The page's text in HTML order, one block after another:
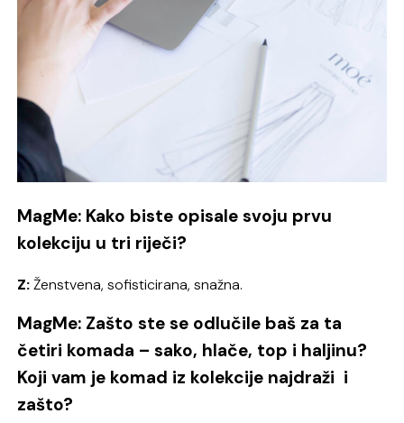
MagMe: Kako biste opisale svoju prvu
kolekciju u tri riječi?
Z:Ženstvena, sofisticirana, snažna.
MagMe: Zašto ste se odlučile baš za ta
četiri komada – sako, hlače, top i haljinu?
Koji vam je komad iz kolekcije najdraži i
zašto?